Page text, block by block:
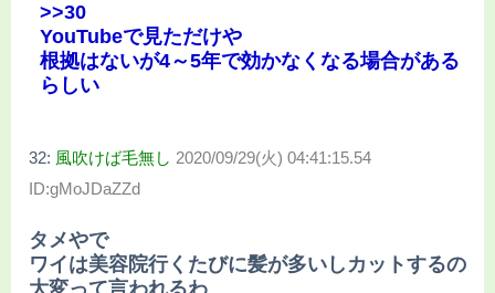
>>30
YouTubeで見ただけや
根拠はないが4～5年で効かなくなる場合がある
らしい
32: 風吹けば毛無し 2020/09/29(火) 04:41:15.54
ID:gMoJDaZZd
タメやで
ワイは美容院行くたびに髪が多いしカットするの